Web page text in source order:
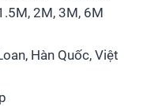
2M, 3M, 6M
Hàn Quốc, Việt